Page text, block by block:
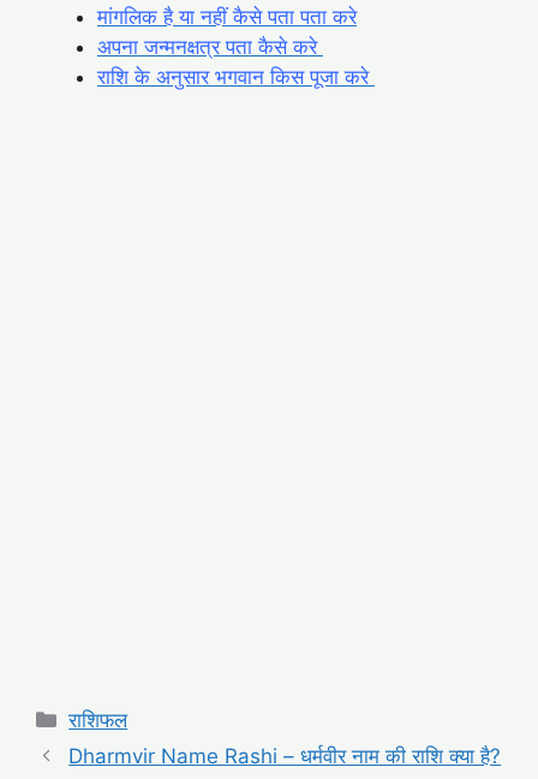
मांगलिक है या नहीं कैसे पता पता करे
अपना जन्मनक्षत्र पता कैसे करे
राशि के अनुसार भगवान किस पूजा करे
Categories
राशिफल
Dharmvir Name Rashi – धर्मवीर नाम की राशि क्या है?